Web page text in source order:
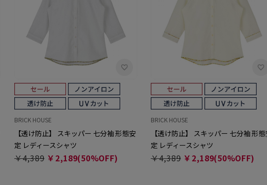
BRICK HOUSE
【透け防止】 スキッパー 七分袖 形態安
定 レディースシャツ
￥4,389 ￥2,189(50%OFF)
BRICK HOUSE
【透け防止】 スキッパー 七分袖 形
定 レディースシャツ
￥4,389 ￥2,189(50%OFF)